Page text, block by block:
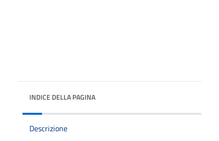
INDICE DELLA PAGINA
Descrizione